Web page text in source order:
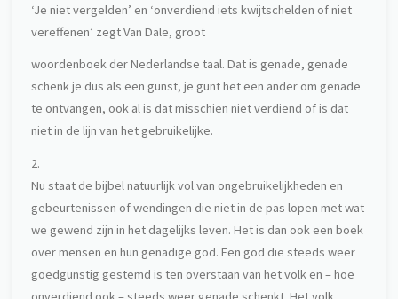
‘Je niet vergelden’ en ‘onverdiend iets kwijtschelden of niet
vereffenen’ zegt Van Dale, groot
woordenboek der Nederlandse taal. Dat is genade, genade
schenk je dus als een gunst, je gunt het een ander om genade
te ontvangen, ook al is dat misschien niet verdiend of is dat
niet in de lijn van het gebruikelijke.
2.
Nu staat de bijbel natuurlijk vol van ongebruikelijkheden en
gebeurtenissen of wendingen die niet in de pas lopen met wat
we gewend zijn in het dagelijks leven. Het is dan ook een boek
over mensen en hun genadige god. Een god die steeds weer
goedgunstig gestemd is ten overstaan van het volk en – hoe